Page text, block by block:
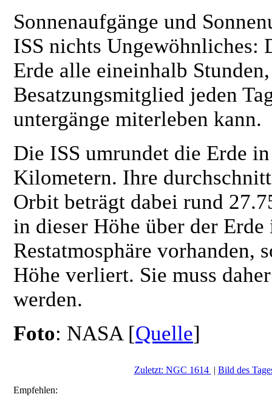
Sonnenaufgänge und
ISS nichts Ungewöhnliches:
Erde alle eineinhalb
Besatzungsmitglied jeden
untergänge miterleben kann.
Die ISS umrundet die Erde
Kilometern. Ihre
Orbit beträgt dabei rund
in dieser Höhe über der
Restatmosphäre vorhanden,
Höhe verliert. Sie muss
werden.
Foto: NASA [Quelle]
Zuletzt: NGC 1614 | Bild des
Empfehlen: